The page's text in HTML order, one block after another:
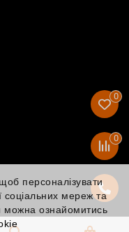
персоналізувати
соціальних мереж та
можна ознайомитись
0
0